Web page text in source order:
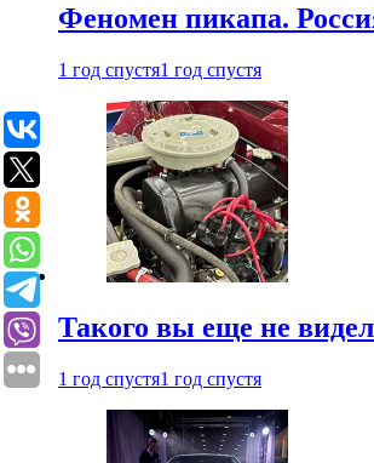
Феномен пикапа.
1 год спустя1 год спустя
Такого вы еще не
1 год спустя1 год спустя